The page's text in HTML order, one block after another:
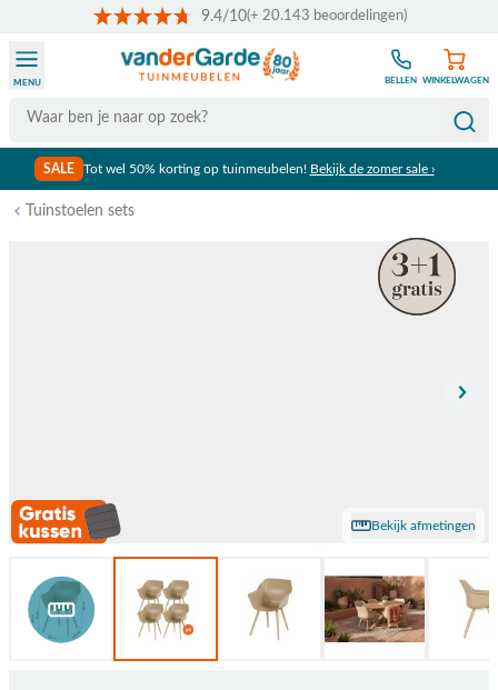
9.4/10(+ 20.143 beoordelingen)
Search
MENU BELLEN WINKELWAGEN
SALE Tot wel 50% korting op tuinmeubelen! Bekijk de zomer sale ›
Tuinstoelen sets
Bekijk afmetingen